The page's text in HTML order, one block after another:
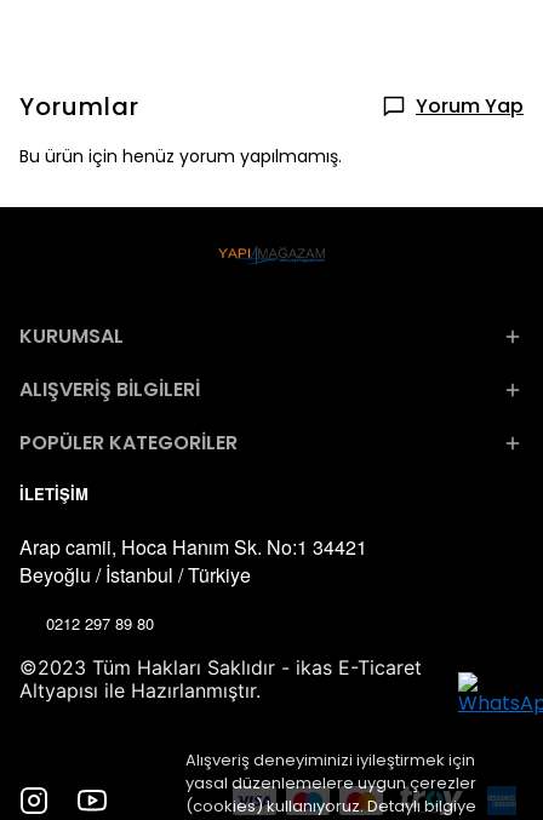
Alışveriş deneyiminizi iyileştirmek için
yasal düzenlemelere uygun çerezler
(cookies) kullanıyoruz. Detaylı bilgiye
Yorumlar Yorum Yap
Bu ürün için henüz yorum yapılmamış.
KURUMSAL
ALIŞVERİŞ BİLGİLERİ
POPÜLER KATEGORİLER
İLETİŞİM
Arap camii, Hoca Hanım Sk. No:1 34421
Beyoğlu / İstanbul / Türkiye
0212 297 89 80
©2023 Tüm Hakları Saklıdır - ikas E-Ticaret
Altyapısı ile Hazırlanmıştır.